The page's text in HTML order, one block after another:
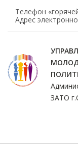
Телефон
Адрес
ЗАТО